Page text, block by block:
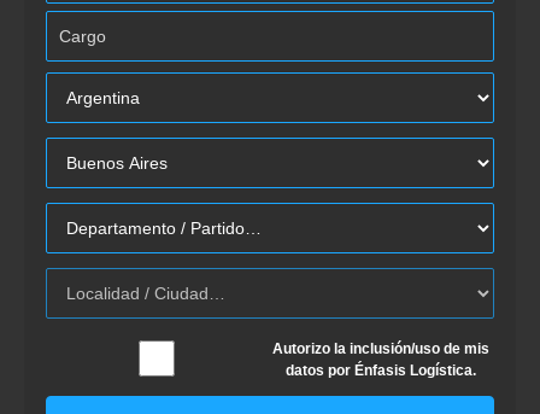
Autorizo la inclusión/uso de mis
datos por Énfasis Logística.